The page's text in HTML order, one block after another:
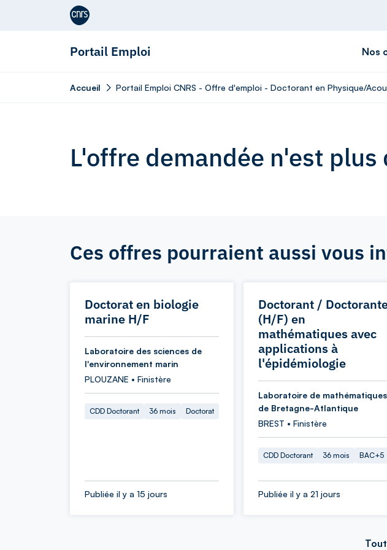
Aller au contenu
Portail Emploi Nos
Accueil Portail Emploi CNRS - Offre d'emploi - Doctorant en Physique/
L'offre demandée n'est
Ces offres pourraient aussi vous
Doctorat en biologie
marine H/F
Laboratoire des sciences de
l'environnement marin
PLOUZANE • Finistère
CDD Doctorant 36 mois Doctorat
Publiée il y a 15 jours
Doctorant /
(H/F) en
mathématiques avec
applications à
l'épidémiologie
Laboratoire de mathématiques
de Bretagne-Atlantique
BREST • Finistère
CDD Doctorant 36 mois BAC+5
Publiée il y a 21 jours